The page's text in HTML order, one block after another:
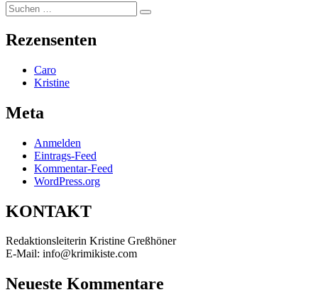
Suchen
nach:
Suchen
Rezensenten
Caro
Kristine
Meta
Anmelden
Eintrags-Feed
Kommentar-Feed
WordPress.org
KONTAKT
Redaktionsleiterin Kristine Greßhöner
E-Mail: info@krimikiste.com
Neueste Kommentare